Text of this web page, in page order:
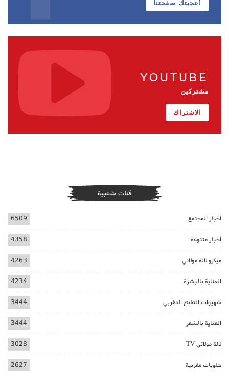
أعجبتك صفحتنا
YOUTUBE
مشتركين
الاشتراك
فئات شعبية
أخبار المجتمع 6509
أخبار متنوعة 4358
ميكرو لالة مولاتي 4263
العناية بالبشرة 4234
شهيوات الطبخ المغربي 3444
العناية بالشعر 3444
لالة مولاتي TV 3028
حلويات مغربية 2627